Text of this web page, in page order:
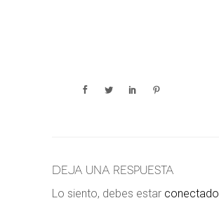
Deja una respuesta
Lo siento, debes estar conectado